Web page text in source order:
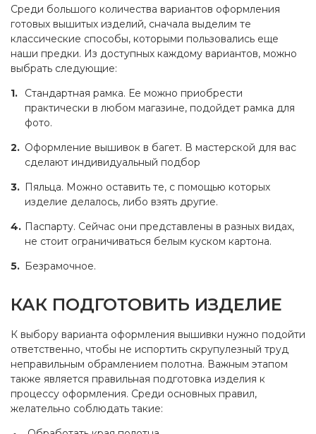
Среди большого количества вариантов оформления
готовых вышитых изделий, сначала выделим те
классические способы, которыми пользовались еще
наши предки. Из доступных каждому вариантов, можно
выбрать следующие:
Стандартная рамка. Ее можно приобрести
практически в любом магазине, подойдет рамка для
фото.
Оформление вышивок в багет. В мастерской для вас
сделают индивидуальный подбор
Пяльца. Можно оставить те, с помощью которых
изделие делалось, либо взять другие.
Паспарту. Сейчас они представлены в разных видах,
не стоит ограничиваться белым куском картона.
Безрамочное.
КАК ПОДГОТОВИТЬ ИЗДЕЛИЕ
К выбору варианта оформления вышивки нужно подойти
ответственно, чтобы не испортить скрупулезный труд
неправильным обрамлением полотна. Важным этапом
также является правильная подготовка изделия к
процессу оформления. Среди основных правил,
желательно соблюдать такие: